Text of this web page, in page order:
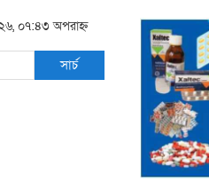
০৭:৪৩ অপরাহ্ন
সার্চ